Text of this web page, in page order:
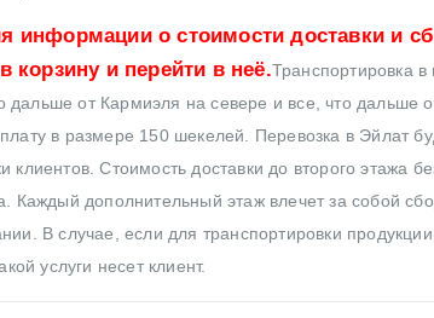
информации о стоимости доставки и
корзину и перейти в неё.Транспортировка
дальше от Кармиэля на севере и все, что
в размере 150 шекелей. Перевозка в Эйлат
клиентов. Стоимость доставки до второго этажа
Каждый дополнительный этаж влечет за собой
В случае, если для транспортировки продукции
услуги несет клиент.